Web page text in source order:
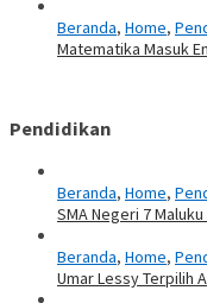
Beranda, Home,
Matematika Masuk
Pendidikan
Beranda, Home,
SMA Negeri 7
Beranda, Home,
Umar Lessy Terpilih